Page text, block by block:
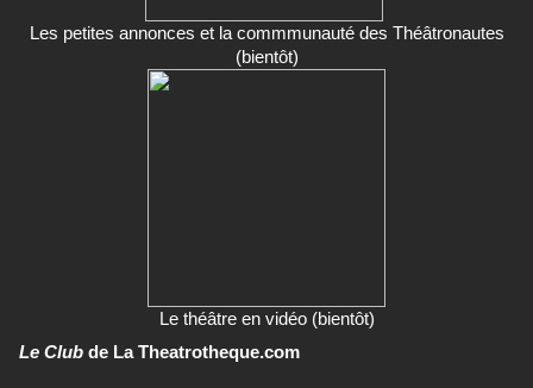
Les petites annonces et la commmunauté des Théâtronautes
(bientôt)
Le théâtre en vidéo (bientôt)
Le Club de La Theatrotheque.com